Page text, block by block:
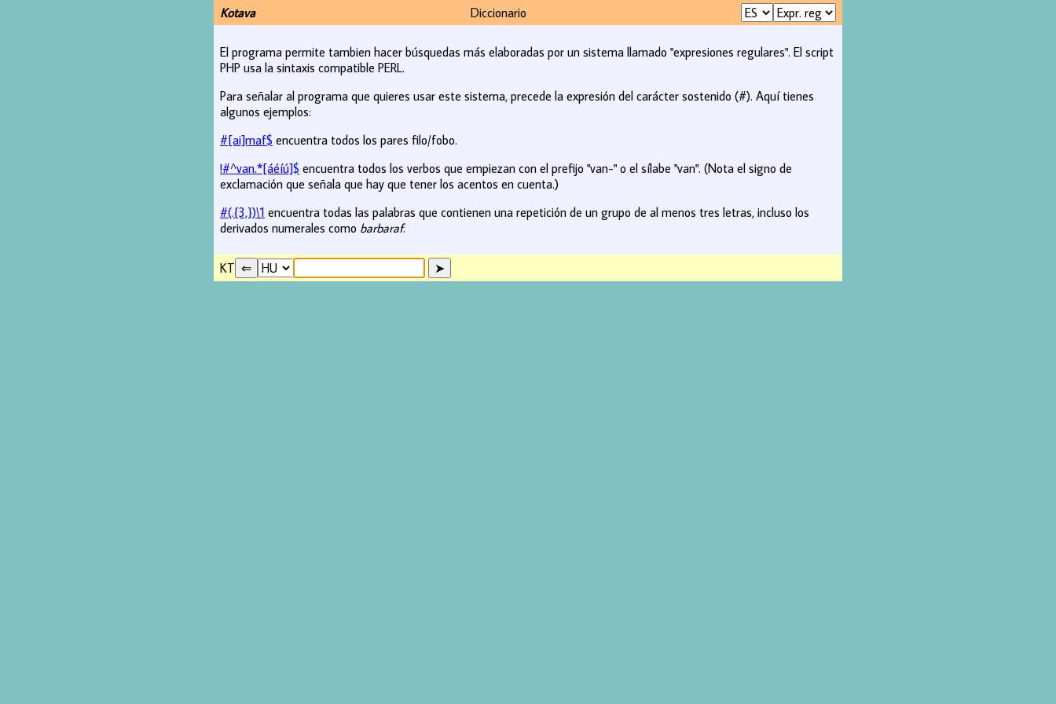
Kotava Diccionario
El programa permite tambien hacer búsquedas más elaboradas por un sistema llamado "expresiones regulares". El script
PHP usa la sintaxis compatible PERL.
Para señalar al programa que quieres usar este sistema, precede la expresión del carácter sostenido (#). Aquí tienes
algunos ejemplos:
#[ai]maf$ encuentra todos los pares filo/fobo.
!#^van.*[áéíú]$ encuentra todos los verbos que empiezan con el prefijo "van-" o el sílabe "van". (Nota el signo de
exclamación que señala que hay que tener los acentos en cuenta.)
#(.{3,})\1 encuentra todas las palabras que contienen una repetición de un grupo de al menos tres letras, incluso los
derivados numerales como barbaraf.
KT